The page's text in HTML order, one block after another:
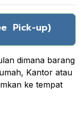
Pick-up)
dimana barang
Kantor atau
ke tempat